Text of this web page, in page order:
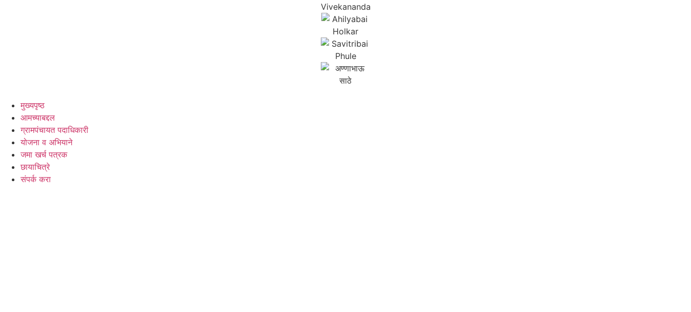
मुख्यपृष्ठ
आमच्याबद्दल
ग्रामपंचायत पदाधिकारी
योजना व अभियाने
जमा खर्च पत्रक
छायाचित्रे
संपर्क करा